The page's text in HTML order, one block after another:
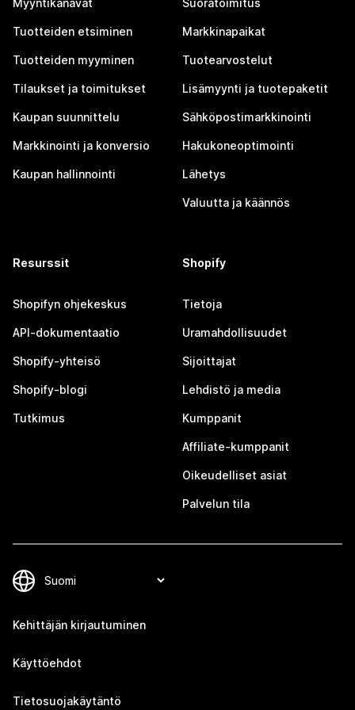
Myyntikanavat
Tuotteiden etsiminen
Tuotteiden myyminen
Tilaukset ja toimitukset
Kaupan suunnittelu
Markkinointi ja konversio
Kaupan hallinnointi
Suoratoimitus
Markkinapaikat
Tuotearvostelut
Lisämyynti ja tuotepaketit
Sähköpostimarkkinointi
Hakukoneoptimointi
Lähetys
Valuutta ja käännös
Resurssit
Shopifyn ohjekeskus
API-dokumentaatio
Shopify-yhteisö
Shopify-blogi
Tutkimus
Shopify
Tietoja
Uramahdollisuudet
Sijoittajat
Lehdistö ja media
Kumppanit
Affiliate-kumppanit
Oikeudelliset asiat
Palvelun tila
Kehittäjän kirjautuminen
Käyttöehdot
Tietosuojakäytäntö